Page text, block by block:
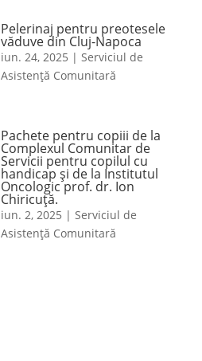
Pelerinaj pentru preotesele
văduve din Cluj-Napoca
iun. 24, 2025 | Serviciul de
Asistență Comunitară
Pachete pentru copiii de la
Complexul Comunitar de
Servicii pentru copilul cu
handicap și de la Institutul
Oncologic prof. dr. Ion
Chiricuță.
iun. 2, 2025 | Serviciul de
Asistență Comunitară